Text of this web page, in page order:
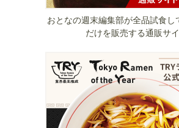
おとなの週末編集部が全品試食し
だけを販売する通販サ